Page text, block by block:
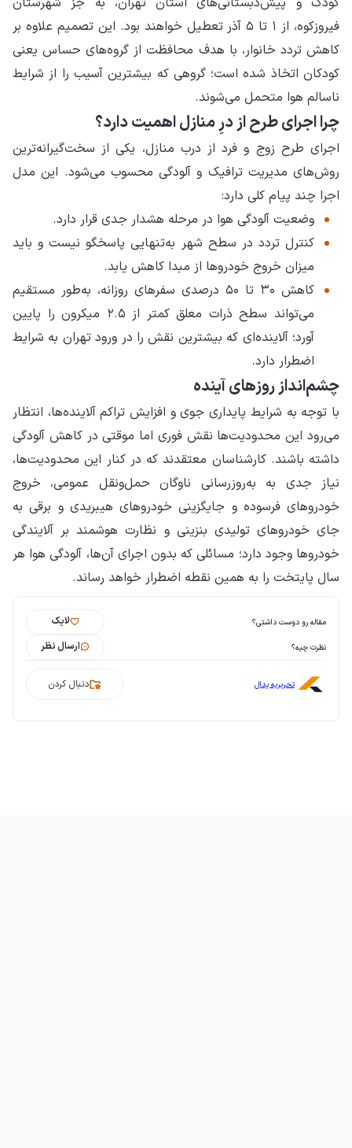
فیروزکوه، از ۱ تا ۵ آذر تعطیل خواهند بود. این تصمیم علاوه بر
کاهش تردد خانوار، با هدف محافظت از گروه‌های حساس یعنی
کودکان اتخاذ شده است؛ گروهی که بیشترین آسیب را از شرایط
ناسالم هوا متحمل می‌شوند.
چرا اجرای طرح از درِ منازل اهمیت دارد؟
اجرای طرح زوج و فرد از درب منازل، یکی از سخت‌گیرانه‌ترین
روش‌های مدیریت ترافیک و آلودگی محسوب می‌شود. این مدل
اجرا چند پیام کلی دارد:
وضعیت آلودگی هوا در مرحله هشدار جدی قرار دارد.
کنترل تردد در سطح شهر به‌تنهایی پاسخگو نیست و باید
میزان خروج خودروها از مبدا کاهش یابد.
کاهش ۳۰ تا ۵۰ درصدی سفرهای روزانه، به‌طور مستقیم
می‌تواند سطح ذرات معلق کمتر از ۲.۵ میکرون را پایین
آورد؛ آلاینده‌ای که بیشترین نقش را در ورود تهران به شرایط
اضطرار دارد.
چشم‌انداز روزهای آینده
با توجه به شرایط پایداری جوی و افزایش تراکم آلاینده‌ها، انتظار
می‌رود این محدودیت‌ها نقش فوری اما موقتی در کاهش آلودگی
داشته باشند. کارشناسان معتقدند که در کنار این محدودیت‌ها،
نیاز جدی به به‌روزرسانی ناوگان حمل‌ونقل عمومی، خروج
خودروهای فرسوده و جایگزینی خودروهای هیبریدی و برقی به
جای خودروهای تولیدی بنزینی و نظارت هوشمند بر آلایندگی
خودروها وجود دارد؛ مسائلی که بدون اجرای آن‌ها، آلودگی هوا هر
سال پایتخت را به همین نقطه اضطرار خواهد رساند.
مقاله رو دوست داشتی؟ لایک
نظرت چیه؟ ارسال نظر
تحریریه پدال دنبال کردن